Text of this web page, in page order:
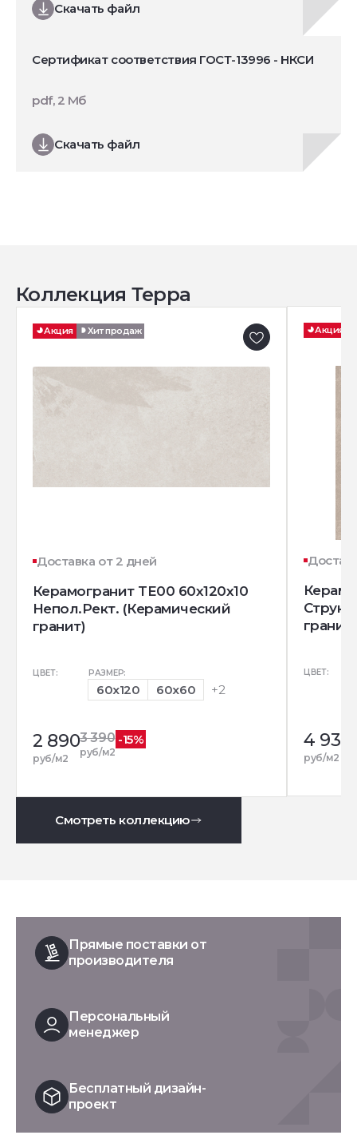
Скачать файл
Сертификат соответствия ГОСТ-13996 - НКСИ
Скачать файл
pdf, 2 Мб
Коллекция Терра
Акция Хит продаж
Доставка от 2 дней
Керамогранит TE00 60x120x10
Непол.Рект. (Керамический
гранит)
ЦВЕТ: РАЗМЕР:
60x120 60x60 +2
2 890
руб/м2
3 390
руб/м2
-15%
Акция
гранит)
ЦВЕТ:
4 930
руб/м2
Смотреть коллекцию
Прямые поставки от
производителя
Персональный
менеджер
Бесплатный дизайн-
проект